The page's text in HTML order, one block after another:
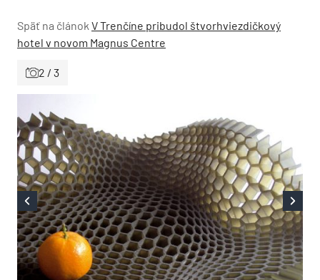
Späť na článok V Trenčíne pribudol štvorhviezdičkový
hotel v novom Magnus Centre
2 / 3